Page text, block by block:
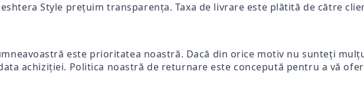
Style prețuim transparența. Taxa de livrare este plătită de către
este prioritatea noastră. Dacă din orice motiv nu sunteți
achiziției. Politica noastră de returnare este concepută pentru a vă